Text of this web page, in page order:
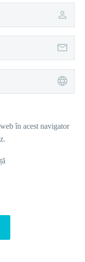
în acest navigator